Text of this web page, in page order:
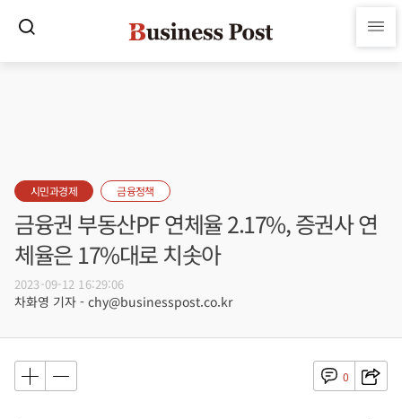
시민과경제 금융정책
금융권 부동산PF 연체율 2.17%, 증권사 연
체율은 17%대로 치솟아
2023-09-12 16:29:06
차화영 기자 - chy@businesspost.co.kr
0